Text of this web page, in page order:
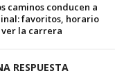
caminos conducen a
favoritos, horario
la carrera
RESPUESTA